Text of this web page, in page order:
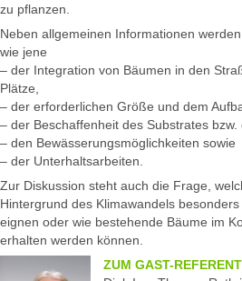
zu pflanzen.
Neben allgemeinen Informationen
wie jene
– der Integration von Bäumen in den
Plätze,
– der erforderlichen Größe und dem
– der Beschaffenheit des Substrates bzw.
– den Bewässerungsmöglichkeiten sowie
– der Unterhaltsarbeiten.
Zur Diskussion steht auch die Frage,
Hintergrund des Klimawandels
eignen oder wie bestehende Bäume im
erhalten werden können.
ZUM GAST-